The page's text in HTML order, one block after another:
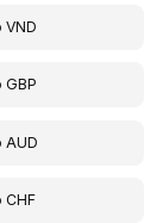
VND
GBP
AUD
CHF